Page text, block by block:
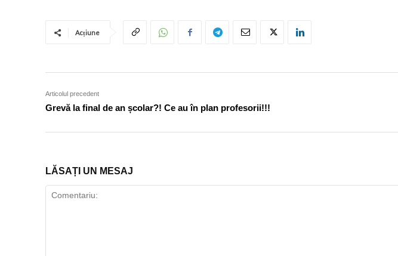
Acțiune
Articolul precedent
Grevă la final de an școlar?! Ce au în plan profesorii!!!
LĂSAȚI UN MESAJ